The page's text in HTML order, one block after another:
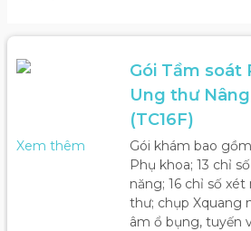
Xem thêm
Gói Tầm soát
Ung thư
(TC16F)
Gói khám bao
Phụ khoa; 13 chỉ
năng; 16 chỉ số
thư; chụp Xquang
âm ổ bụng, tuyến